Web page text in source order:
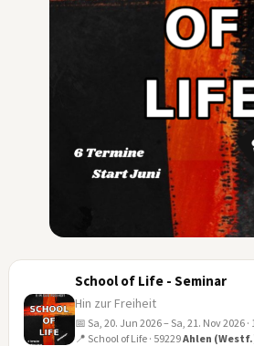
School of Life - Seminar
Hin zur Freiheit
📅 Sa, 20. Jun 2026 – Sa, 21. Nov 2026 ·
📍 School of Life · 59229Ahlen